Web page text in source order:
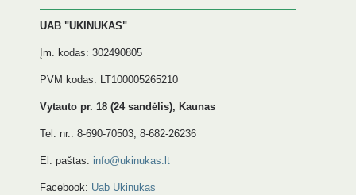
UAB "UKINUKAS"
Įm. kodas: 302490805
PVM kodas: LT100005265210
Vytauto pr. 18 (24 sandėlis), Kaunas
Tel. nr.: 8-690-70503, 8-682-26236
El. paštas: info@ukinukas.lt
Facebook: Uab Ukinukas